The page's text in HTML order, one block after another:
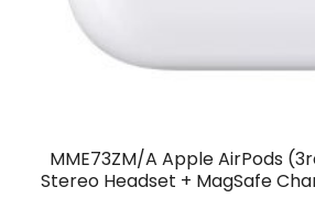
MME73ZM/A Apple AirPods
Stereo Headset + MagSafe